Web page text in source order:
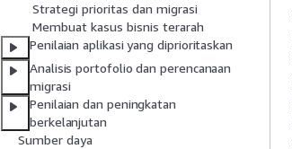
Strategi prioritas dan migrasi
Membuat kasus bisnis terarah
Penilaian aplikasi yang diprioritaskan
Analisis portofolio dan perencanaan
migrasi
Penilaian dan peningkatan
berkelanjutan
Sumber daya